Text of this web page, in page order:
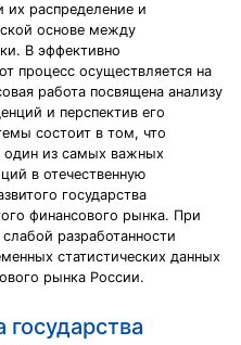
распределение и
основе между
В эффективно
процесс осуществляется на
работа посвящена анализу
и перспектив его
состоит в том, что
один из самых важных
в отечественную
государства
финансового рынка. При
разработанности
статистических данных
рынка России.